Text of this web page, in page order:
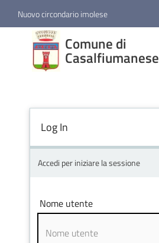
Vai al contenuto
Vai alla navigazione
Vai al footer
Nuovo circondario imolese
Comune di
Casalfiumanese
Comune di
Casalfiumanese
Amministrazione
Novità
Vivere
Casalfiumanese
Log In
Accedi per iniziare la sessione
Nome utente